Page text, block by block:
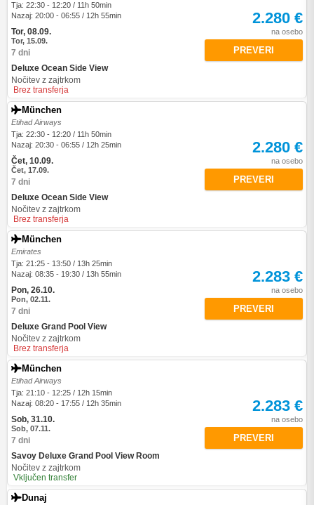
Tja: 22:30 - 12:20 / 11h 50min
Nazaj: 20:00 - 06:55 / 12h 55min
Tor, 08.09.
Tor, 15.09.
7 dni
Deluxe Ocean Side View
Nočitev z zajtrkom
Brez transferja
2.280 €
na osebo
PREVERI
München
Etihad Airways
Tja: 22:30 - 12:20 / 11h 50min
Nazaj: 20:30 - 06:55 / 12h 25min
Čet, 10.09.
Čet, 17.09.
7 dni
Deluxe Ocean Side View
Nočitev z zajtrkom
Brez transferja
2.280 €
na osebo
PREVERI
München
Emirates
Tja: 21:25 - 13:50 / 13h 25min
Nazaj: 08:35 - 19:30 / 13h 55min
Pon, 26.10.
Pon, 02.11.
7 dni
Deluxe Grand Pool View
Nočitev z zajtrkom
Brez transferja
2.283 €
na osebo
PREVERI
München
Etihad Airways
Tja: 21:10 - 12:25 / 12h 15min
Nazaj: 08:20 - 17:55 / 12h 35min
Sob, 31.10.
Sob, 07.11.
7 dni
Savoy Deluxe Grand Pool View Room
Nočitev z zajtrkom
Vključen transfer
2.283 €
na osebo
PREVERI
Dunaj